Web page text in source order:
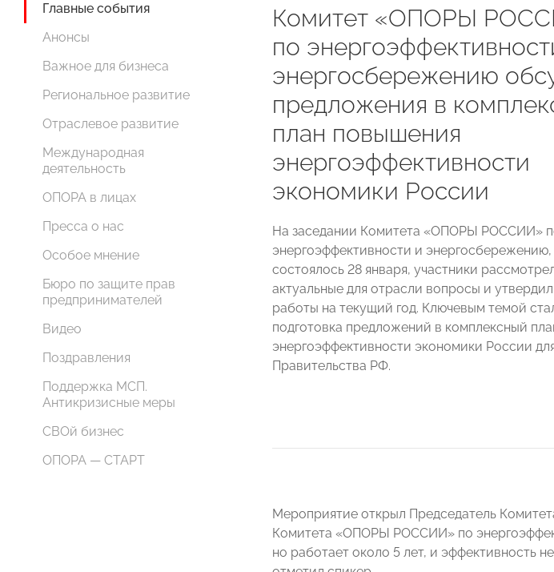
Главные события
Анонсы
Важное для бизнеса
Региональное развитие
Отраслевое развитие
Международная
деятельность
ОПОРА в лицах
Пресса о нас
Особое мнение
Бюро по защите прав
предпринимателей
Видео
Поздравления
Поддержка МСП.
Антикризисные меры
СВОй бизнес
ОПОРА — СТАРТ
Комитет «ОПОРЫ
по
энергосбережению
предложения в
план повышения
энергоэффективности
экономики России
На заседании Комитета «ОПОРЫ РОССИИ»
энергоэффективности и
состоялось 28 января, участники
актуальные для отрасли вопросы и
работы на текущий год. Ключевым темой
подготовка предложений в комплексный
энергоэффективности экономики России
Правительства РФ.
Мероприятие открыл Председатель
Комитета «ОПОРЫ РОССИИ» по
но работает около 5 лет, и эффективность